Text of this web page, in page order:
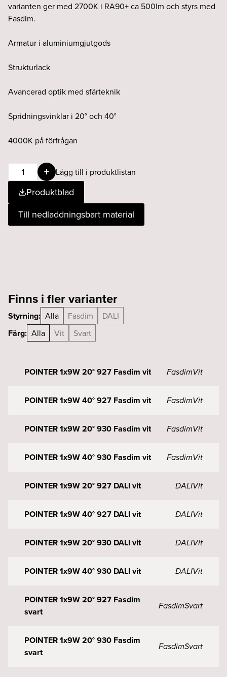
varianten ger med 2700K i RA90+ ca 500lm och styrs med
Fasdim.
Armatur i aluminiumgjutgods
Strukturlack
Avancerad optik med sfärteknik
Spridningsvinklar i 20° och 40°
4000K på förfrågan
POINTER
1x9W
40°
927
Fasdim
Lägg till i produktlistan
Produktblad
Till nedladdningsbart material
Finns i fler varianter
Styrning: Alla Fasdim DALI
Färg: Alla Vit Svart
POINTER 1x9W 20° 927 Fasdim vit FasdimVit
POINTER 1x9W 40° 927 Fasdim vit FasdimVit
POINTER 1x9W 20° 930 Fasdim vit FasdimVit
POINTER 1x9W 40° 930 Fasdim vit FasdimVit
POINTER 1x9W 20° 927 DALI vit DALIVit
POINTER 1x9W 40° 927 DALI vit DALIVit
POINTER 1x9W 20° 930 DALI vit DALIVit
POINTER 1x9W 40° 930 DALI vit DALIVit
POINTER 1x9W 20° 927 Fasdim
svart
FasdimSvart
POINTER 1x9W 20° 930 Fasdim
svart
FasdimSvart